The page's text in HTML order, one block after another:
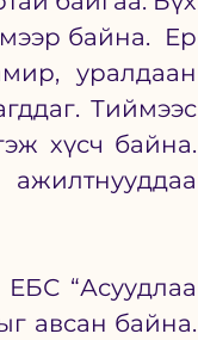
байна.  Ер
уралдаан
Тиймээс
хүсч байна.
“Асуудлаа
авсан байна.